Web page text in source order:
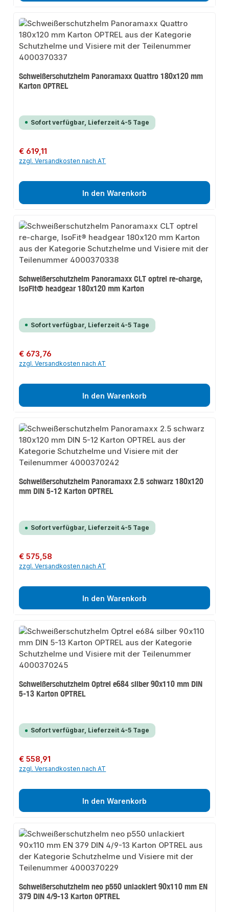
Schweißerschutzhelm Panoramaxx Quattro 180x120 mm
Karton OPTREL
Sofort verfügbar, Lieferzeit 4-5 Tage
Regulärer Preis:
€ 619,11
zzgl. Versandkosten nach AT
In den Warenkorb
Schweißerschutzhelm Panoramaxx CLT optrel re-charge,
IsoFit® headgear 180x120 mm Karton
Sofort verfügbar, Lieferzeit 4-5 Tage
Regulärer Preis:
€ 673,76
zzgl. Versandkosten nach AT
In den Warenkorb
Schweißerschutzhelm Panoramaxx 2.5 schwarz 180x120
mm DIN 5-12 Karton OPTREL
Sofort verfügbar, Lieferzeit 4-5 Tage
Regulärer Preis:
€ 575,58
zzgl. Versandkosten nach AT
In den Warenkorb
Schweißerschutzhelm Optrel e684 silber 90x110 mm DIN
5-13 Karton OPTREL
Sofort verfügbar, Lieferzeit 4-5 Tage
Regulärer Preis:
€ 558,91
zzgl. Versandkosten nach AT
In den Warenkorb
Schweißerschutzhelm neo p550 unlackiert 90x110 mm EN
379 DIN 4/9-13 Karton OPTREL